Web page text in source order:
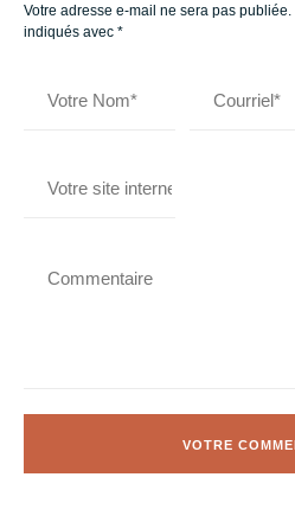
Votre adresse e-mail ne sera pas publiée.
indiqués avec *